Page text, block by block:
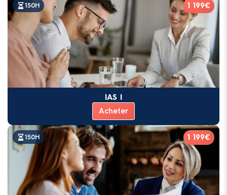
150H 1 199€
IAS I
Acheter
150H 1 199€